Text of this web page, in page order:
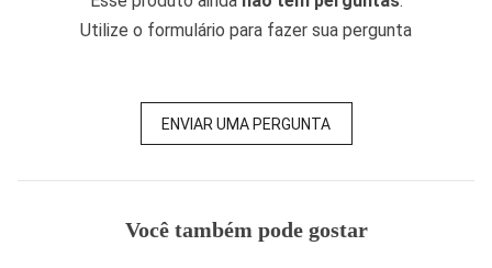
Utilize o formulário para fazer sua pergunta
ENVIAR UMA PERGUNTA
Você também pode gostar